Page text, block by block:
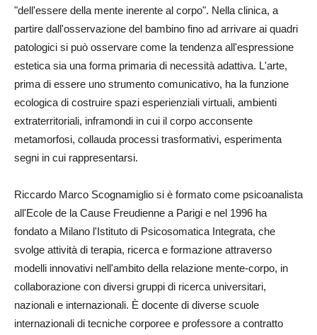
"dell'essere della mente inerente al corpo". Nella clinica, a
partire dall'osservazione del bambino fino ad arrivare ai quadri
patologici si può osservare come la tendenza all'espressione
estetica sia una forma primaria di necessità adattiva. L'arte,
prima di essere uno strumento comunicativo, ha la funzione
ecologica di costruire spazi esperienziali virtuali, ambienti
extraterritoriali, inframondi in cui il corpo acconsente
metamorfosi, collauda processi trasformativi, esperimenta
segni in cui rappresentarsi.
Riccardo Marco Scognamiglio si è formato come psicoanalista
all'Ecole de la Cause Freudienne a Parigi e nel 1996 ha
fondato a Milano l'Istituto di Psicosomatica Integrata, che
svolge attività di terapia, ricerca e formazione attraverso
modelli innovativi nell'ambito della relazione mente-corpo, in
collaborazione con diversi gruppi di ricerca universitari,
nazionali e internazionali. È docente di diverse scuole
internazionali di tecniche corporee e professore a contratto